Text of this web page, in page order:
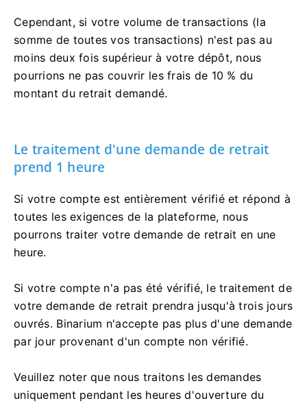
Cependant, si votre volume de transactions (la
somme de toutes vos transactions) n'est pas au
moins deux fois supérieur à votre dépôt, nous
pourrions ne pas couvrir les frais de 10 % du
montant du retrait demandé.
Le traitement d'une demande de retrait
prend 1 heure
Si votre compte est entièrement vérifié et répond à
toutes les exigences de la plateforme, nous
pourrons traiter votre demande de retrait en une
heure.
Si votre compte n'a pas été vérifié, le traitement de
votre demande de retrait prendra jusqu'à trois jours
ouvrés. Binarium n'accepte pas plus d'une demande
par jour provenant d'un compte non vérifié.
Veuillez noter que nous traitons les demandes
uniquement pendant les heures d'ouverture du